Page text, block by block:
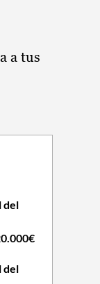
a tus
del
del